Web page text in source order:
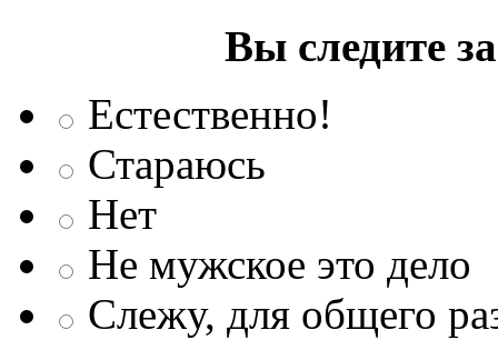
Вы следите
Естественно!
Стараюсь
Нет
Не мужское это дело
Слежу, для общего